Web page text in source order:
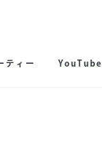
ティー YouTube